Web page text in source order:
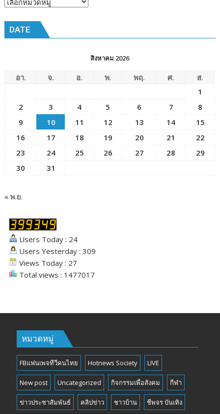
DATE
สิงหาคม 2026
อา. จ. อ. พ. พฤ. ศ.
ส.
1
2
3 4 5 6 7
8
9
10 11 12 13 14
15
16
17 18 19 20 21
22
23
24 25 26 27 28
29
30
31
« พ.ย.
Users Today : 24
Users Yesterday : 309
Views Today : 27
Total views : 1477017
หมวดหมู่
FBแฟนเพจทีวีคนไทย Hotnews Society LIVE
New post Uncategorized กิจกรรมเพื่อสังคม กีฬา
ข่าวประชาสัมพันธ์ คลิปข่าว ชาวบ้าน ชีพจร บันเทิง